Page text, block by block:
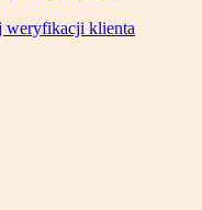
weryfikacji klienta